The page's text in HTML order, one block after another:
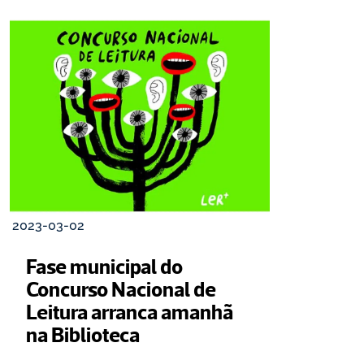
2023-03-02
Fase municipal do
Concurso Nacional de
Leitura arranca amanhã
na Biblioteca